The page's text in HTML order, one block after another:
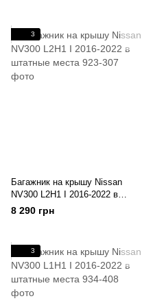
3
Багажник на крышу Nissan
NV300 L2H1 I 2016-2022 в
штатные места
8 290 грн
3